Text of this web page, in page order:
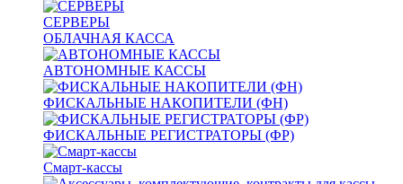
СЕРВЕРЫ
ОБЛАЧНАЯ КАССА
АВТОНОМНЫЕ КАССЫ
ФИСКАЛЬНЫЕ НАКОПИТЕЛИ (ФН)
ФИСКАЛЬНЫЕ РЕГИСТРАТОРЫ (ФР)
Смарт-кассы